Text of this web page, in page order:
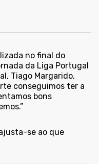
no final do
da Liga Portugal
Tiago Margarido,
conseguimos ter a
bons
se ao que